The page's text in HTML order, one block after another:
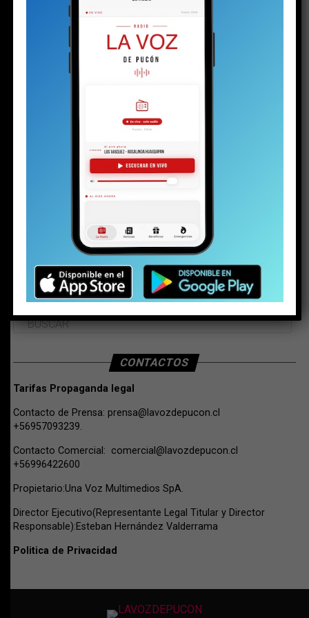
BUSCAR
CONTACTOS
Tarifas Propaganda legal
Contacto de Prensa: prensa@lavozdepucon.cl
+56957093239.
Contacto Comercial: comercial@lavozdepucon.cl
+56996422600
Propietario:Una Voz Multimedios SpA.
Director Ejecutivo(Representante Legal Titular y Director
Responsable):Esteban Hernández Valderrama
Politica de Privacidad